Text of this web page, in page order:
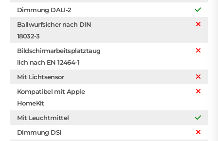
Dimmung DALI-2
Ballwurfsicher nach DIN
18032-3
Bildschirmarbeitsplatztaug
lich nach EN 12464-1
Mit Lichtsensor
Kompatibel mit Apple
HomeKit
Mit Leuchtmittel
Dimmung DSI